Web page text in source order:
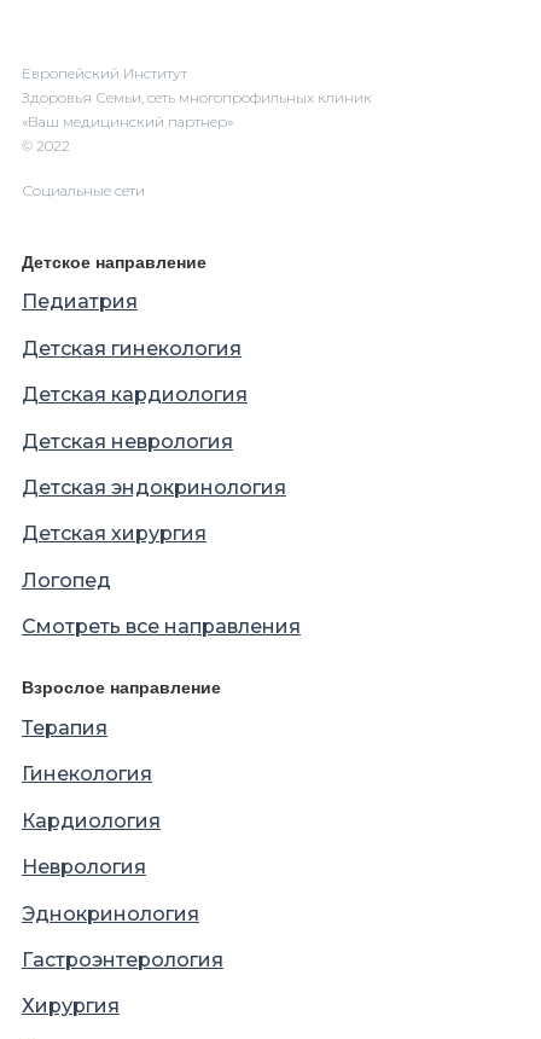
Европейский Институт
Здоровья Семьи, сеть многопрофильных клиник
«Ваш медицинский партнер»
© 2022
Социальные сети
Детское направление
Педиатрия
Детская гинекология
Детская кардиология
Детская неврология
Детская эндокринология
Детская хирургия
Логопед
Смотреть все направления
Взрослое направление
Терапия
Гинекология
Кардиология
Неврология
Эднокринология
Гастроэнтерология
Хирургия